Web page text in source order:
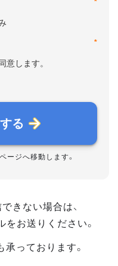
*
*
意します。
る
ージへ移動します。
きない場合は、
をお送りください。
っております。